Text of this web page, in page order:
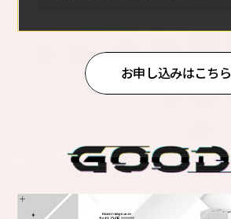
お申し込みはこちら